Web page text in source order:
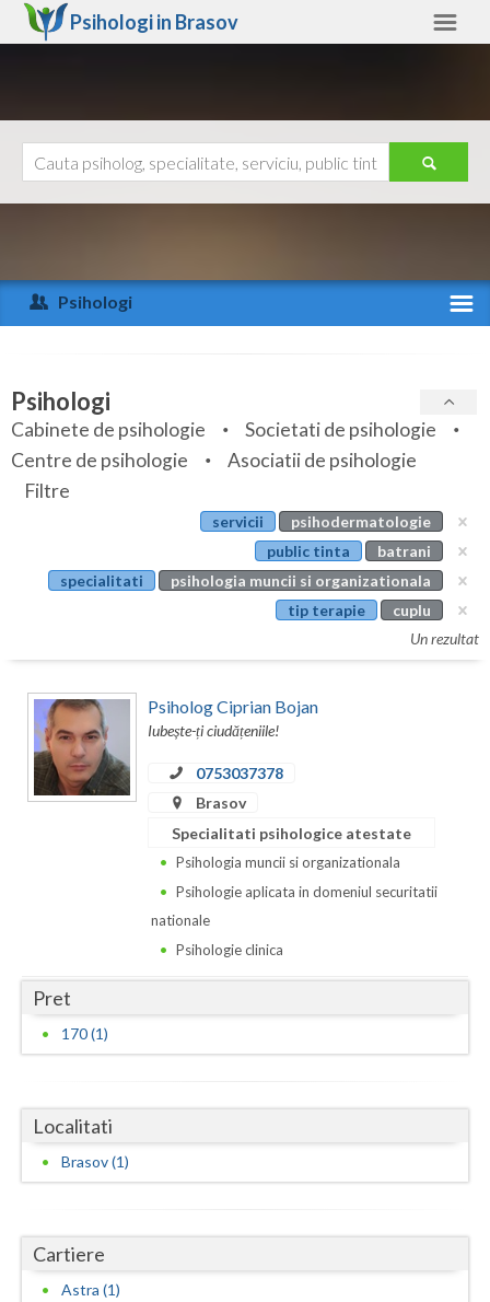
Psihologi in Brasov
Arad
Arges
Bihor
Bistrita-Nasaud
Botosani
Brasov
Calarasi
Caras-Severin
Dolj
Galati
Gorj
Harghita
Ialomita
Iasi
Ajutor
Psihologi
Specialitati
Servicii
Articole
Cabinet
Psihologi
Cabinete de psihologie
Societati de psihologie
Centre de psihologie
Asociatii de psihologie
Filtre
servicii
psihodermatologie
public tinta
batrani
specialitati
psihologia muncii si organizationala
tip terapie
cuplu
Un rezultat
Psiholog Ciprian Bojan
Iubește-ți ciudățeniile!
0753037378
Brasov
Specialitati psihologice atestate
Psihologia muncii si organizationala
Psihologie aplicata in domeniul securitatii
nationale
Psihologie clinica
Pret
170 (1)
Localitati
Brasov (1)
Cartiere
Astra (1)